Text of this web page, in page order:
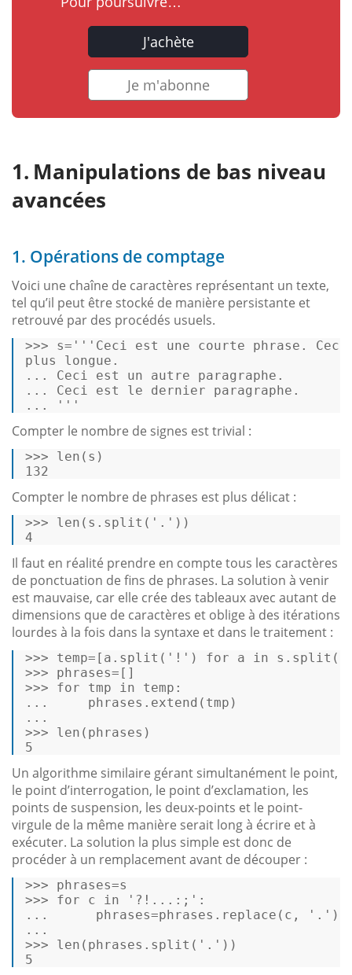
J'achète
Je m'abonne
Manipulations de bas niveau
avancées
1. Opérations de comptage
Voici une chaîne de caractères représentant un texte,
tel qu’il peut être stocké de manière persistante et
retrouvé par des procédés usuels.
>>> s= '''Ceci est une courte phrase.
...
Ceci est un autre paragraphe.
...
Ceci est le dernier paragraphe.
...
'''
Compter le nombre de signes est trivial :
>>> len (s)
132
Compter le nombre de phrases est plus délicat :
>>> len (s.split( '.' ))
4
Il faut en réalité prendre en compte tous les caractères
de ponctuation de fins de phrases. La solution à venir
est mauvaise, car elle crée des tableaux avec autant de
dimensions que de caractères et oblige à des itérations
lourdes à la fois dans la syntaxe et dans le traitement :
>>> temp=[a.split( '!' ) for a in s.split(
>>>
phrases=[]
>>>
for tmp in temp:
...
phrases.extend(tmp)
...
>>>
len (phrases)
5
Un algorithme similaire gérant simultanément le point,
le point d’interrogation, le point d’exclamation, les
points de suspension, les deux-points et le point-
virgule de la même manière serait long à écrire et à
exécuter. La solution la plus simple est donc de
procéder à un remplacement avant de découper :
>>>
phrases=s
>>>
for c in '?!...:;' :
...
phrases=phrases.replace(c, '.' )
...
>>>
len (phrases.split( '.' ))
5